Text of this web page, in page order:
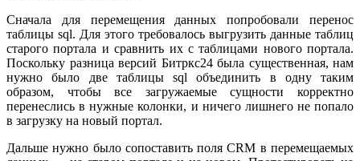
Сначала для перемещения данных попробовали перенос
таблицы sql. Для этого требовалось выгрузить данные таблиц
старого портала и сравнить их с таблицами нового портала.
Поскольку разница версий Битркс24 была существенная, нам
нужно было две таблицы sql объединить в одну таким
образом, чтобы все загружаемые сущности корректно
перенеслись в нужные колонки, и ничего лишнего не попало
в загрузку на новый портал.
Дальше нужно было сопоставить поля CRM в перемещаемых